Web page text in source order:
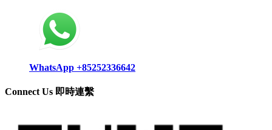
WhatsApp +85252336642
Connect Us 即時連繫